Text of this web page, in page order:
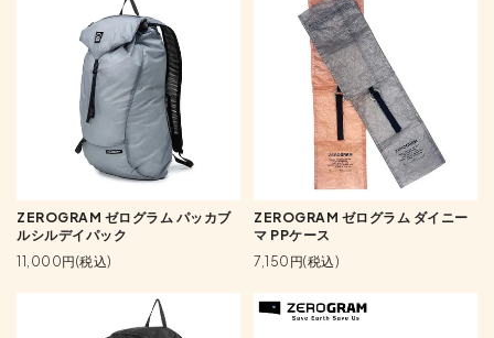
ZEROGRAM ゼログラム パッカブ
ルシルデイパック
11,000円(税込)
ZEROGRAM ゼログラム ダイニー
マ PPケース
7,150円(税込)